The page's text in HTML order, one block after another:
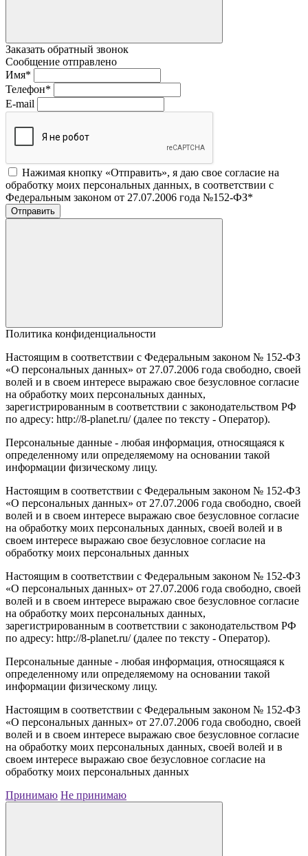
Заказать обратный звонок
Сообщение отправлено
Имя*
Телефон*
E-mail
Нажимая кнопку «Отправить», я даю свое согласие на
обработку моих персональных данных, в соответствии с
Федеральным законом от 27.07.2006 года №152-ФЗ*
Отправить
Политика конфиденциальности
Настоящим в соответствии с Федеральным законом № 152-ФЗ
«О персональных данных» от 27.07.2006 года свободно, своей
волей и в своем интересе выражаю свое безусловное согласие
на обработку моих персональных данных,
зарегистрированным в соответствии с законодательством РФ
по адресу: http://8-planet.ru/ (далее по тексту - Оператор).
Персональные данные - любая информация, относящаяся к
определенному или определяемому на основании такой
информации физическому лицу.
Настоящим в соответствии с Федеральным законом № 152-ФЗ
«О персональных данных» от 27.07.2006 года свободно, своей
волей и в своем интересе выражаю свое безусловное согласие
на обработку моих персональных данных, своей волей и в
своем интересе выражаю свое безусловное согласие на
обработку моих персональных данных
Настоящим в соответствии с Федеральным законом № 152-ФЗ
«О персональных данных» от 27.07.2006 года свободно, своей
волей и в своем интересе выражаю свое безусловное согласие
на обработку моих персональных данных,
зарегистрированным в соответствии с законодательством РФ
по адресу: http://8-planet.ru/ (далее по тексту - Оператор).
Персональные данные - любая информация, относящаяся к
определенному или определяемому на основании такой
информации физическому лицу.
Настоящим в соответствии с Федеральным законом № 152-ФЗ
«О персональных данных» от 27.07.2006 года свободно, своей
волей и в своем интересе выражаю свое безусловное согласие
на обработку моих персональных данных, своей волей и в
своем интересе выражаю свое безусловное согласие на
обработку моих персональных данных
Принимаю Не принимаю